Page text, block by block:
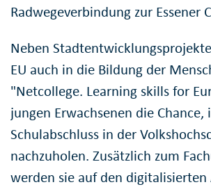
Radwegeverbindung zur Essener
Neben
EU auch in die Bildung der
"Netcollege. Learning skills for
jungen Erwachsenen die Chance,
Schulabschluss in der
nachzuholen. Zusätzlich zum
werden sie auf den